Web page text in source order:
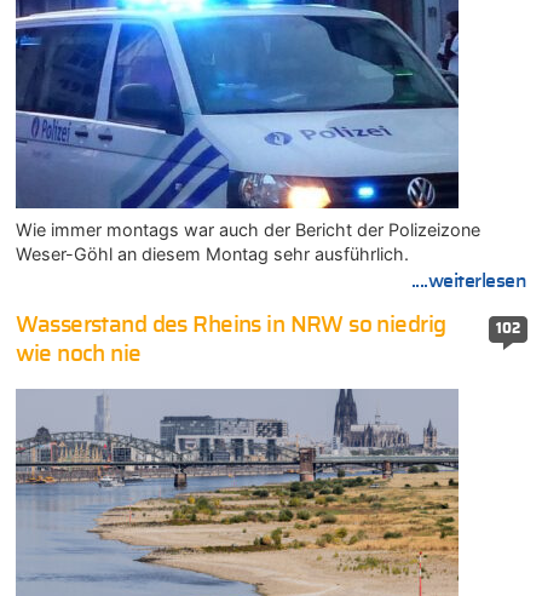
Wie immer montags war auch der Bericht der Polizeizone
Weser-Göhl an diesem Montag sehr ausführlich.
....weiterlesen
102
Wasserstand des Rheins in NRW so niedrig
wie noch nie